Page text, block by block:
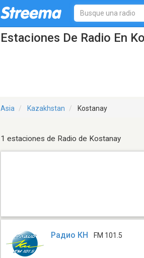
Estaciones De Radio En
Asia Kazakhstan Kostanay
1 estaciones de Radio de Kostanay
Радио КН FM 101.5